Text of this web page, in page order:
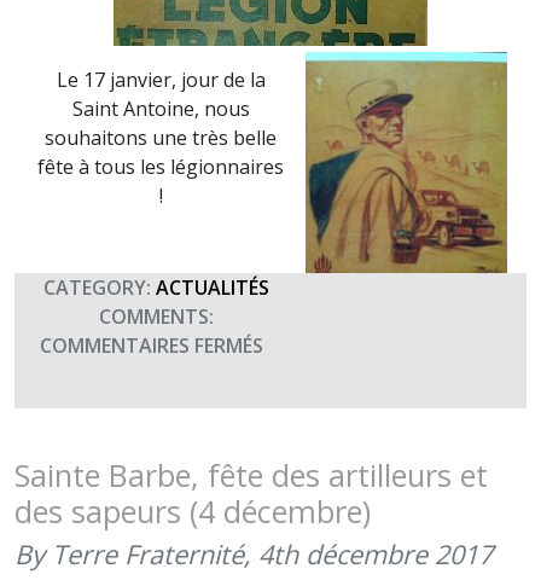
Le 17 janvier, jour de la
Saint Antoine, nous
souhaitons une très belle
fête à tous les légionnaires
!
CATEGORY: ACTUALITÉS
COMMENTS:
COMMENTAIRES FERMÉSSUR
ANTOINE,
LA
LÉGION
ÉTRANGÈRE
Sainte Barbe, fête des artilleurs et
des sapeurs (4 décembre)
By Terre Fraternité, 4th décembre 2017